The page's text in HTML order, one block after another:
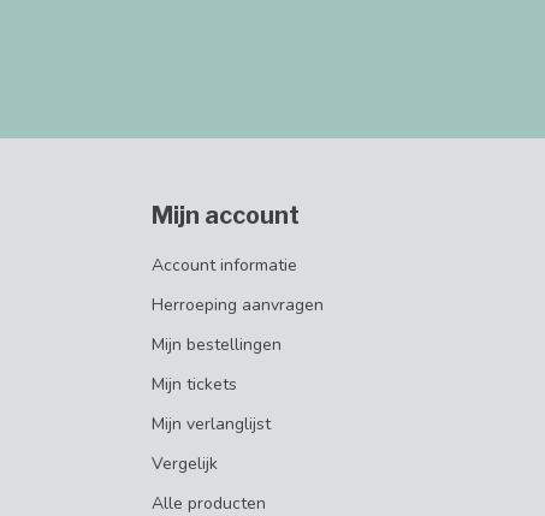
Mijn account
Account informatie
Herroeping aanvragen
Mijn bestellingen
Mijn tickets
Mijn verlanglijst
Vergelijk
Alle producten